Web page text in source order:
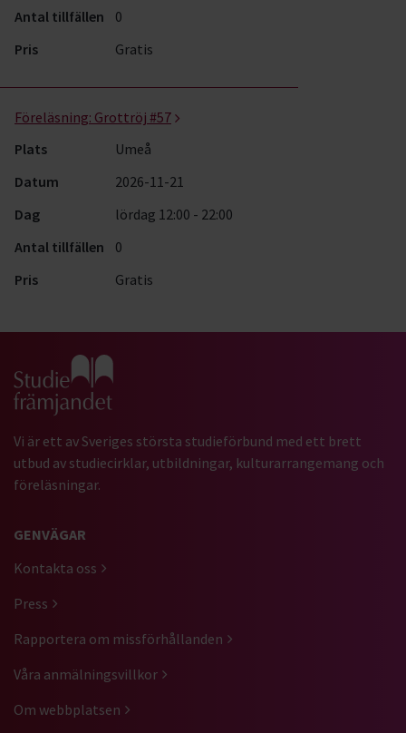
Antal tillfällen
0
Pris
Gratis
Föreläsning: Grottröj #57
Plats
Umeå
Datum
2026-11-21
Dag
lördag 12:00 - 22:00
Antal tillfällen
0
Pris
Gratis
Gå till studiefrämjandets startsida
Vi är ett av Sveriges största studieförbund med ett brett
utbud av studiecirklar, utbildningar, kulturarrangemang och
föreläsningar.
GENVÄGAR
Kontakta oss
Press
Rapportera om missförhållanden
Våra anmälningsvillkor
Om webbplatsen